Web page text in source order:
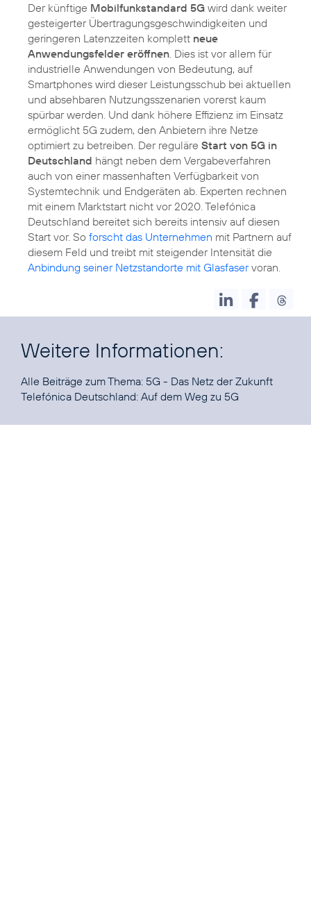
Der künftige Mobilfunkstandard 5G wird dank weiter
gesteigerter Übertragungsgeschwindigkeiten und
geringeren Latenzzeiten komplett neue
Anwendungsfelder eröffnen. Dies ist vor allem für
industrielle Anwendungen von Bedeutung, auf
Smartphones wird dieser Leistungsschub bei aktuellen
und absehbaren Nutzungsszenarien vorerst kaum
spürbar werden. Und dank höhere Effizienz im Einsatz
ermöglicht 5G zudem, den Anbietern ihre Netze
optimiert zu betreiben. Der reguläre Start von 5G in
Deutschland hängt neben dem Vergabeverfahren
auch von einer massenhaften Verfügbarkeit von
Systemtechnik und Endgeräten ab. Experten rechnen
mit einem Marktstart nicht vor 2020. Telefónica
Deutschland bereitet sich bereits intensiv auf diesen
Start vor. So forscht das Unternehmen mit Partnern auf
diesem Feld und treibt mit steigender Intensität die
Anbindung seiner Netzstandorte mit Glasfaservoran.
Weitere Informationen:
Alle Beiträge zum Thema: 5G - Das Netz der Zukunft
Telefónica Deutschland: Auf dem Weg zu 5G